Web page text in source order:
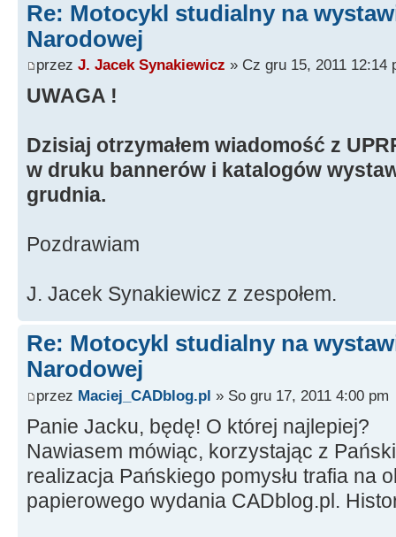
Re: Motocykl studialny na
Narodowej
przez J. Jacek Synakiewicz » Cz gru 15, 2011 12:14
UWAGA !
Dzisiaj otrzymałem wiadomość z
w druku bannerów i katalogów
grudnia.
Pozdrawiam
J. Jacek Synakiewicz z zespołem.
Re: Motocykl studialny na
Narodowej
przez Maciej_CADblog.pl » So gru 17, 2011 4:00 pm
Panie Jacku, będę! O której najlepiej?
Nawiasem mówiąc, korzystając z
realizacja Pańskiego pomysłu trafia na
papierowego wydania CADblog.pl.